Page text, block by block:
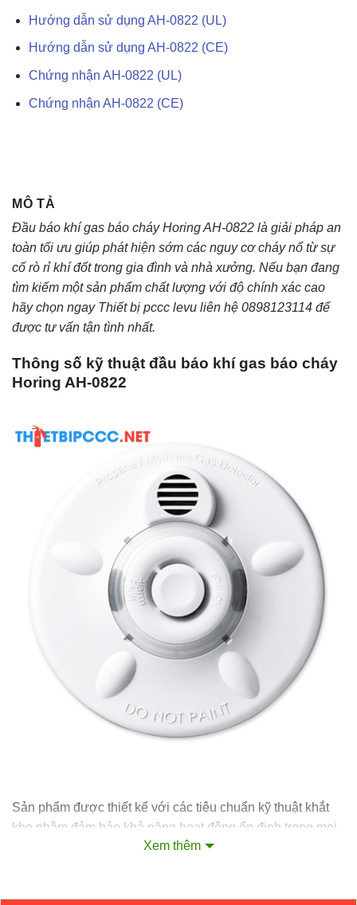
Hướng dẫn sử dụng AH-0822 (UL)
Hướng dẫn sử dụng AH-0822 (CE)
Chứng nhận AH-0822 (UL)
Chứng nhận AH-0822 (CE)
MÔ TẢ
Đầu báo khí gas báo cháy Horing AH-0822 là giải pháp an
toàn tối ưu giúp phát hiện sớm các nguy cơ cháy nổ từ sự
cố rò rỉ khí đốt trong gia đình và nhà xưởng. Nếu bạn đang
tìm kiếm một sản phẩm chất lượng với độ chính xác cao
hãy chọn ngay Thiết bị pccc levu liên hệ 0898123114 để
được tư vấn tận tình nhất.
Thông số kỹ thuật đầu báo khí gas báo cháy
Horing AH-0822
Sản phẩm được thiết kế với các tiêu chuẩn kỹ thuật khắt
khe nhằm đảm bảo khả năng hoạt động ổn định trong mọi
điều kiện môi trường. Dưới đây là các thông số chi tiết của
Xem thêm